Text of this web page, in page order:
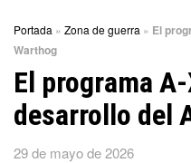
Portada » Zona de guerra » El
Warthog
El programa
desarrollo del
29 de mayo de 2026